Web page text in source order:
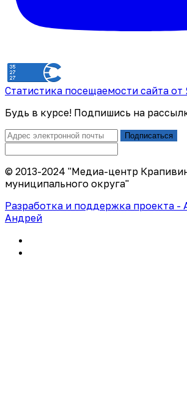
Статистика посещаемости сайта
Будь в курсе! Подпишись на
Подписаться
© 2013-2024 "Медиа-центр
муниципального округа"
Разработка и поддержка проекта -
Андрей